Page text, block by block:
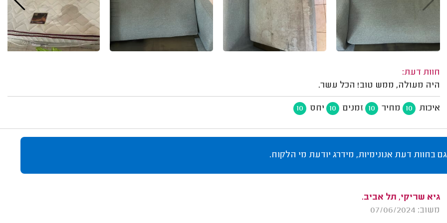
חוות דעת:
היה מעולה, ממש טוב! הכל עשר.
איכות 10 מחיר 10 זמנים 10 יחס 10
גם בחוות דעת אנונימיות, מידרג יודעת מי הלקוח.
גיא שריקי, תל אביב.
משוב: 07/06/2024